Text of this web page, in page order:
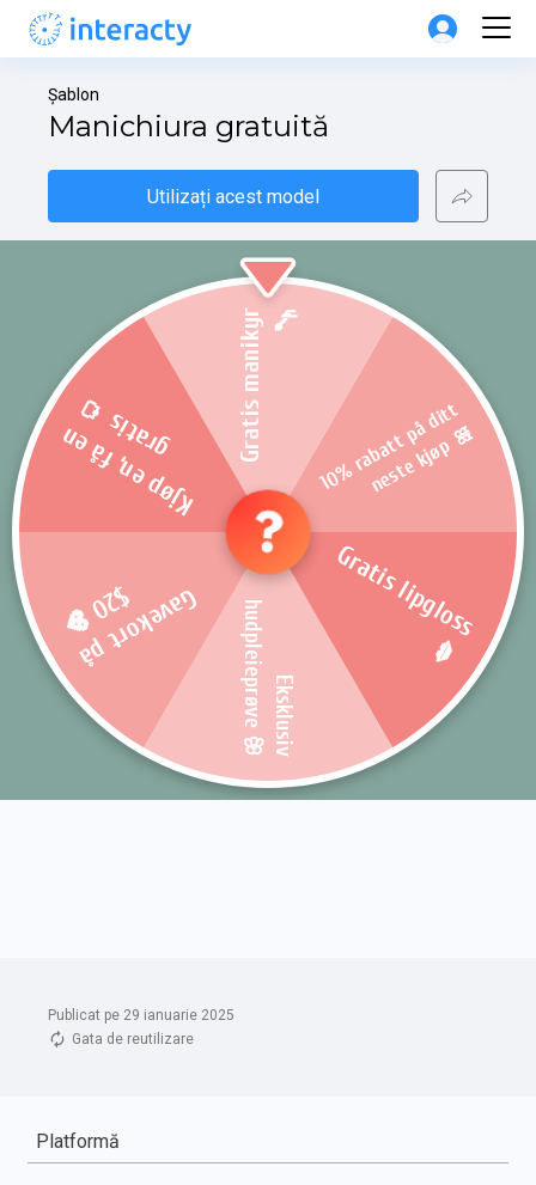
Publicat pe 29 ianuarie 2025
Gata de reutilizare
Șablon
Manichiura gratuită
Utilizați acest model
Platformă